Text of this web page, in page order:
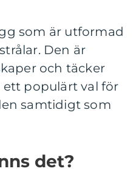
som är utformad
Den är
och täcker
ett populärt val för
samtidigt som
det?